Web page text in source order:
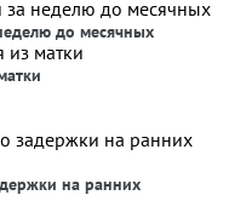
до месячных
на ранних